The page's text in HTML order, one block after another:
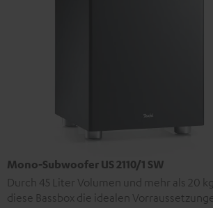
Mono-Subwoofer US 2110/1 SW
Durch 45 Liter Volumen und mehr als 20
diese Bassbox die idealen